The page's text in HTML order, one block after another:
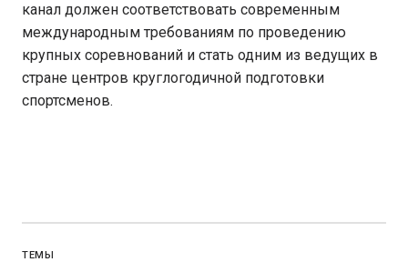
канал должен соответствовать современным
международным требованиям по проведению
крупных соревнований и стать одним из ведущих в
стране центров круглогодичной подготовки
спортсменов.
ТЕМЫ